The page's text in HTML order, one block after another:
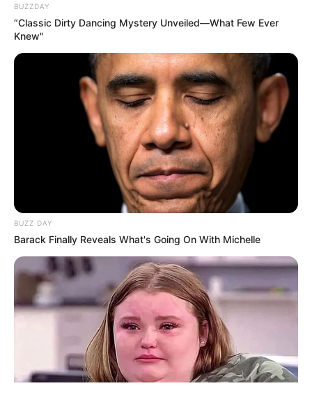
TAGS
ΡΟΒΙΕΣ
ΤΑΥΤΟΤΗΤΑ ΚΑΙ ΕΠΙΚΟΙΝΩΝΙΑ ΟΡΟΙ ΧΡΗΣΗΣ
© 2025 EVIANEWS του Γιώργου Κουτσελίνη
BUZZDAY
“Classic Dirty Dancing Mystery Unveiled—What Few Ever
Knew"
BUZZ DAY
Barack Finally Reveals What's Going On With Michelle